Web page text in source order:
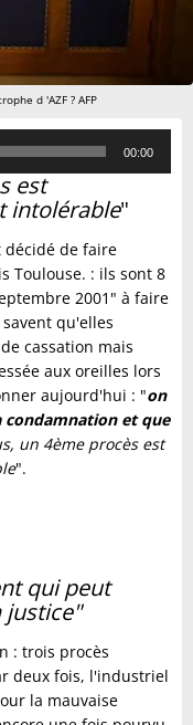
d 'AZF ? AFP
00:00
est
intolérable"
décidé de faire
Toulouse. : ils sont 8
2001" à faire
qu'elles
cassation mais
aux oreilles lors
aujourd'hui : "on
condamnation et que
un 4ème procès est
".
qui peut
justice"
: trois procès
deux fois, l'industriel
la mauvaise